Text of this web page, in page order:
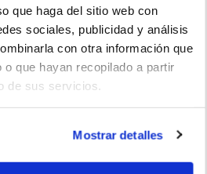
que haga del sitio web con
sociales, publicidad y análisis
con otra información que
o que hayan recopilado a partir
de sus servicios.
Mostrar detalles